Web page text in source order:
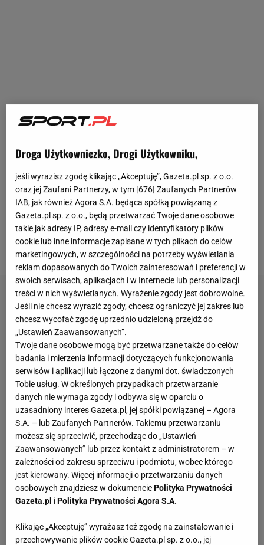
wszystkie spotkania 37. kolejki La Liga. Kwestia
mistrzostwa Hiszpanii została rozstrzygnięta w
środku tygodnia, gdy FC Barcelona
przypieczętowała tytuł. Dalej jednak pozostała
kwestia tego, kto zostanie królem strzelców i sięgnie
po trofeo Pichichi.
Droga Użytkowniczko, Drogi Użytkowniku,
jeśli wyrazisz zgodę klikając „Akceptuję”, Gazeta.pl sp. z o.o.
oraz jej Zaufani Partnerzy, w tym [676] Zaufanych Partnerów
IAB, jak również Agora S.A. będąca spółką powiązaną z
Gazeta.pl sp. z o.o., będą przetwarzać Twoje dane osobowe
takie jak adresy IP, adresy e-mail czy identyfikatory plików
cookie lub inne informacje zapisane w tych plikach do celów
marketingowych, w szczególności na potrzeby wyświetlania
reklam dopasowanych do Twoich zainteresowań i preferencji w
swoich serwisach, aplikacjach i w Internecie lub personalizacji
treści w nich wyświetlanych. Wyrażenie zgody jest dobrowolne.
Jeśli nie chcesz wyrazić zgody, chcesz ograniczyć jej zakres lub
chcesz wycofać zgodę uprzednio udzieloną przejdź do
„Ustawień Zaawansowanych”.
Twoje dane osobowe mogą być przetwarzane także do celów
badania i mierzenia informacji dotyczących funkcjonowania
serwisów i aplikacji lub łączone z danymi dot. świadczonych
Tobie usług. W określonych przypadkach przetwarzanie
danych nie wymaga zgody i odbywa się w oparciu o
uzasadniony interes Gazeta.pl, jej spółki powiązanej – Agora
S.A. – lub Zaufanych Partnerów. Takiemu przetwarzaniu
możesz się sprzeciwić, przechodząc do „Ustawień
Zaawansowanych” lub przez kontakt z administratorem – w
zależności od zakresu sprzeciwu i podmiotu, wobec którego
jest kierowany. Więcej informacji o przetwarzaniu danych
osobowych znajdziesz w dokumenciePolityka Prywatności
Gazeta.pl iPolityka Prywatności Agora S.A.
Klikając „Akceptuję” wyrażasz też zgodę na zainstalowanie i
przechowywanie plików cookie Gazeta.pl sp. z o.o., jej